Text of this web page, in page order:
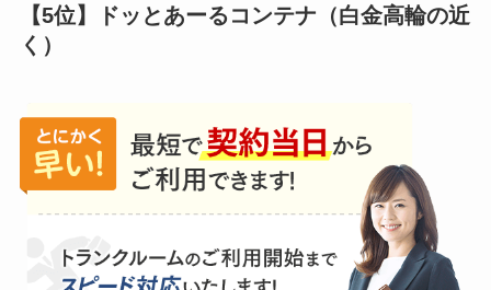
【5位】ドッとあーるコンテナ（白金高輪の近
く）